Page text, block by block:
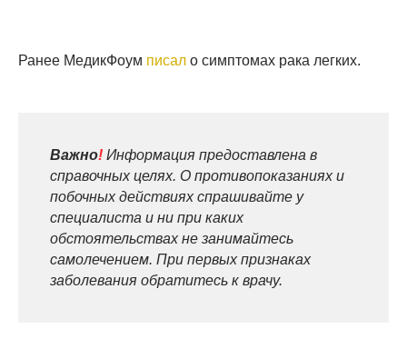
Ранее МедикФоум писал о симптомах рака легких.
Важно! Информация предоставлена в
справочных целях. О противопоказаниях и
побочных действиях спрашивайте у
специалиста и ни при каких
обстоятельствах не занимайтесь
самолечением. При первых признаках
заболевания обратитесь к врачу.